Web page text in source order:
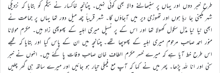
طرح خبر دوں اور یہاں پر سنبھالنے والا بھی کوئی نہیں۔ چنانچہ خاکسار نے بیگم کو بتایا کہ نزدیکی
شہر مکینی جا رہا ہوں اور تھوڑی دیر میں آجاؤں گا۔ شہر قریباً چھ میل دور تھا یہاں پر جماعت نے
ابھی نیا نیا مڈل سکول کھولا تھا اور اس کے پر نسپل میری اہلیہ کے پھوپھی زاد ہیں۔ مکرم مولانا
منور احمد صاحب مرحوم میری اہلیہ کے پھوپھا تھے۔ چنانچہ میں ان کے پاس گیا اور بتایا کہ مجھے
اس طرح خط آیا ہے کہ میرے خسر مکرم الطاف خان صاحب وفات پا گئے ہیں۔ انہوں نے خبر
سنی اور انا للہ پڑھا۔ پھر میں نے کہا کہ آپ مع فیملی تیار ہو جائیں اور میرے ساتھ ہی گھر چلیں